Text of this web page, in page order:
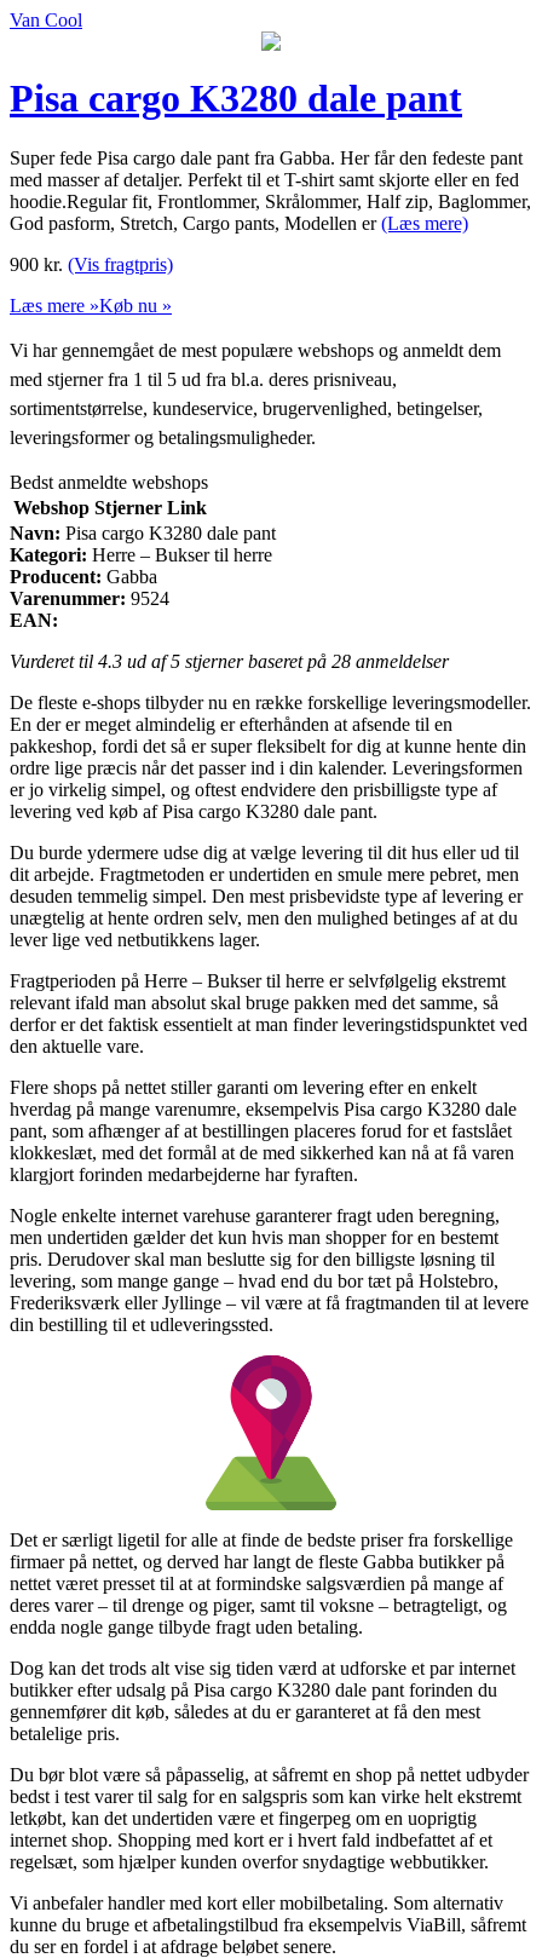
Van Cool
Pisa cargo K3280 dale pant
Super fede Pisa cargo dale pant fra Gabba. Her får den fedeste pant
med masser af detaljer. Perfekt til et T-shirt samt skjorte eller en fed
hoodie.Regular fit, Frontlommer, Skrålommer, Half zip, Baglommer,
God pasform, Stretch, Cargo pants, Modellen er(Læs mere)
900 kr. (Vis fragtpris)
Læs mere »Køb nu »
Vi har gennemgået de mest populære webshops og anmeldt dem
med stjerner fra 1 til 5 ud fra bl.a. deres prisniveau,
sortimentstørrelse, kundeservice, brugervenlighed, betingelser,
leveringsformer og betalingsmuligheder.
Bedst anmeldte webshops
Webshop Stjerner Link
Navn: Pisa cargo K3280 dale pant
Kategori: Herre – Bukser til herre
Producent: Gabba
Varenummer: 9524
EAN:
Vurderet til 4.3 ud af 5 stjerner baseret på 28 anmeldelser
De fleste e-shops tilbyder nu en række forskellige leveringsmodeller.
En der er meget almindelig er efterhånden at afsende til en
pakkeshop, fordi det så er super fleksibelt for dig at kunne hente din
ordre lige præcis når det passer ind i din kalender. Leveringsformen
er jo virkelig simpel, og oftest endvidere den prisbilligste type af
levering ved køb af Pisa cargo K3280 dale pant.
Du burde ydermere udse dig at vælge levering til dit hus eller ud til
dit arbejde. Fragtmetoden er undertiden en smule mere pebret, men
desuden temmelig simpel. Den mest prisbevidste type af levering er
unægtelig at hente ordren selv, men den mulighed betinges af at du
lever lige ved netbutikkens lager.
Fragtperioden på Herre – Bukser til herre er selvfølgelig ekstremt
relevant ifald man absolut skal bruge pakken med det samme, så
derfor er det faktisk essentielt at man finder leveringstidspunktet ved
den aktuelle vare.
Flere shops på nettet stiller garanti om levering efter en enkelt
hverdag på mange varenumre, eksempelvis Pisa cargo K3280 dale
pant, som afhænger af at bestillingen placeres forud for et fastslået
klokkeslæt, med det formål at de med sikkerhed kan nå at få varen
klargjort forinden medarbejderne har fyraften.
Nogle enkelte internet varehuse garanterer fragt uden beregning,
men undertiden gælder det kun hvis man shopper for en bestemt
pris. Derudover skal man beslutte sig for den billigste løsning til
levering, som mange gange – hvad end du bor tæt på Holstebro,
Frederiksværk eller Jyllinge – vil være at få fragtmanden til at levere
din bestilling til et udleveringssted.
Det er særligt ligetil for alle at finde de bedste priser fra forskellige
firmaer på nettet, og derved har langt de fleste Gabba butikker på
nettet været presset til at at formindske salgsværdien på mange af
deres varer – til drenge og piger, samt til voksne – betragteligt, og
endda nogle gange tilbyde fragt uden betaling.
Dog kan det trods alt vise sig tiden værd at udforske et par internet
butikker efter udsalg på Pisa cargo K3280 dale pant forinden du
gennemfører dit køb, således at du er garanteret at få den mest
betalelige pris.
Du bør blot være så påpasselig, at såfremt en shop på nettet udbyder
bedst i test varer til salg for en salgspris som kan virke helt ekstremt
letkøbt, kan det undertiden være et fingerpeg om en uoprigtig
internet shop. Shopping med kort er i hvert fald indbefattet af et
regelsæt, som hjælper kunden overfor snydagtige webbutikker.
Vi anbefaler handler med kort eller mobilbetaling. Som alternativ
kunne du bruge et afbetalingstilbud fra eksempelvis ViaBill, såfremt
du ser en fordel i at afdrage beløbet senere.